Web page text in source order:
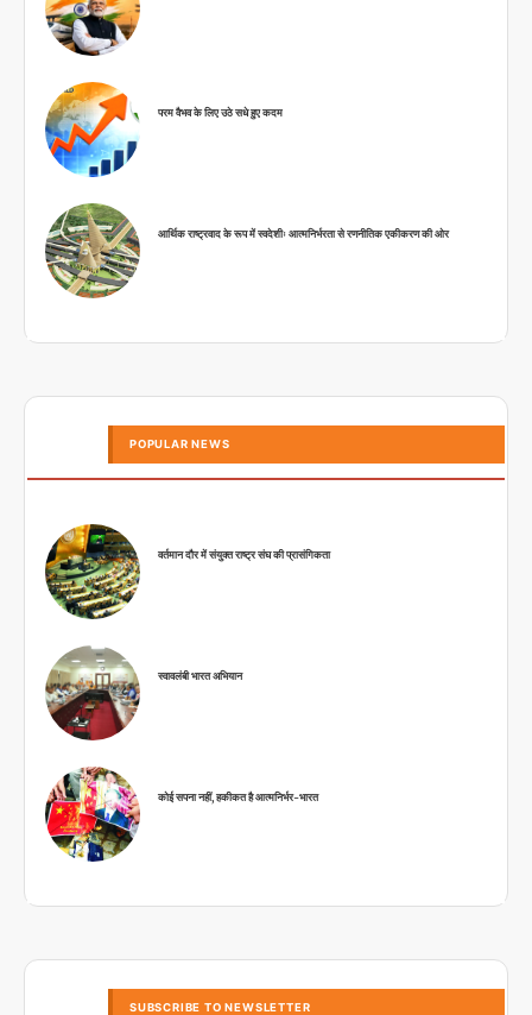
परम वैभव के लिए उठे सधे हुए कदम
आर्थिक राष्ट्रवाद के रूप में स्वदेशीः आत्मनिर्भरता से रणनीतिक एकीकरण की ओर
POPULAR NEWS
वर्तमान दौर में संयुक्त राष्ट्र संघ की प्रासंगिकता
स्वावलंबी भारत अभियान
कोई सपना नहीं, हकीकत है आत्मनिर्भर-भारत
SUBSCRIBE TO NEWSLETTER